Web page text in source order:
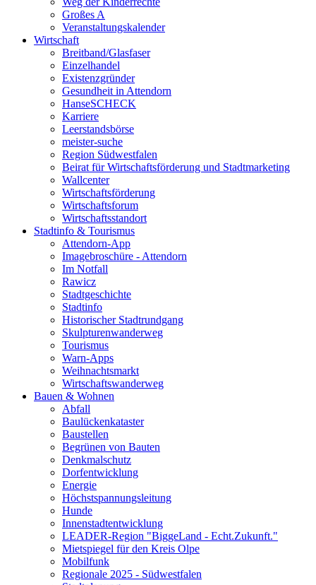
Großes A
Veranstaltungskalender
Wirtschaft
Breitband/Glasfaser
Einzelhandel
Existenzgründer
Gesundheit in Attendorn
HanseSCHECK
Karriere
Leerstandsbörse
meister-suche
Region Südwestfalen
Beirat für Wirtschaftsförderung und Stadtmarketing
Wallcenter
Wirtschaftsförderung
Wirtschaftsforum
Wirtschaftsstandort
Stadtinfo & Tourismus
Attendorn-App
Imagebroschüre - Attendorn
Im Notfall
Rawicz
Stadtgeschichte
Stadtinfo
Historischer Stadtrundgang
Skulpturenwanderweg
Tourismus
Warn-Apps
Weihnachtsmarkt
Wirtschaftswanderweg
Bauen & Wohnen
Abfall
Baulückenkataster
Baustellen
Begrünen von Bauten
Denkmalschutz
Dorfentwicklung
Energie
Höchstspannungsleitung
Hunde
Innenstadtentwicklung
LEADER-Region "BiggeLand - Echt.Zukunft."
Mietspiegel für den Kreis Olpe
Mobilfunk
Regionale 2025 - Südwestfalen